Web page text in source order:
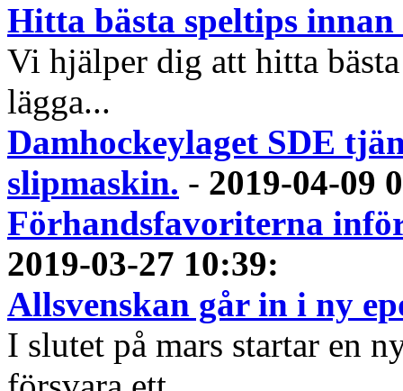
Hitta bästa speltips innan
Vi hjälper dig att hitta
lägga...
Damhockeylaget SDE
slipmaskin. - 2019-04-09
Förhandsfavoriterna
2019-03-27 10:39:
Allsvenskan går in i ny
I slutet på mars startar en